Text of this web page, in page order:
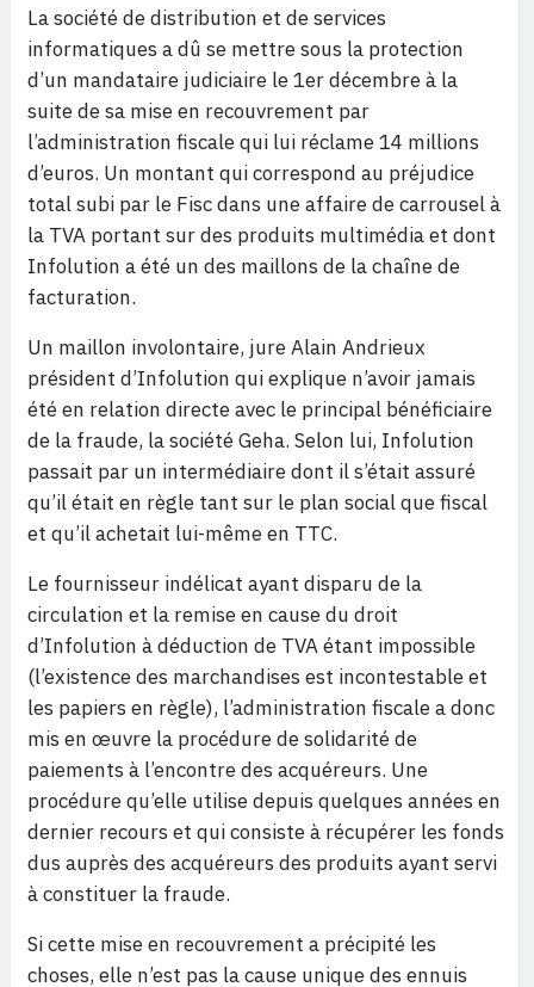
La société de distribution et de services
informatiques a dû se mettre sous la protection
d’un mandataire judiciaire le 1er décembre à la
suite de sa mise en recouvrement par
l’administration fiscale qui lui réclame 14 millions
d’euros. Un montant qui correspond au préjudice
total subi par le Fisc dans une affaire de carrousel à
la TVA portant sur des produits multimédia et dont
Infolution a été un des maillons de la chaîne de
facturation.
Un maillon involontaire, jure Alain Andrieux
président d’Infolution qui explique n’avoir jamais
été en relation directe avec le principal bénéficiaire
de la fraude, la société Geha. Selon lui, Infolution
passait par un intermédiaire dont il s’était assuré
qu’il était en règle tant sur le plan social que fiscal
et qu’il achetait lui-même en TTC.
Le fournisseur indélicat ayant disparu de la
circulation et la remise en cause du droit
d’Infolution à déduction de TVA étant impossible
(l’existence des marchandises est incontestable et
les papiers en règle), l’administration fiscale a donc
mis en œuvre la procédure de solidarité de
paiements à l’encontre des acquéreurs. Une
procédure qu’elle utilise depuis quelques années en
dernier recours et qui consiste à récupérer les fonds
dus auprès des acquéreurs des produits ayant servi
à constituer la fraude.
Si cette mise en recouvrement a précipité les
choses, elle n’est pas la cause unique des ennuis